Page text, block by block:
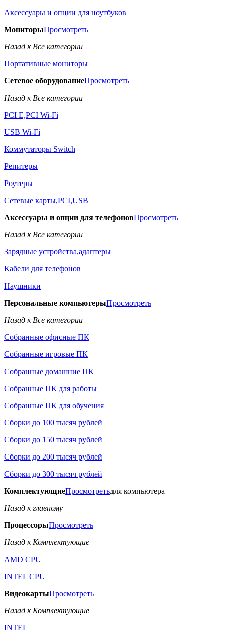
Аксессуары и опции для ноутбуков
МониторыПросмотреть
Назад к Все категории
Портативные мониторы
Сетевое оборудованиеПросмотреть
Назад к Все категории
PCI E,PCI Wi-Fi
USB Wi-Fi
Коммутаторы Switch
Репитеры
Роутеры
Сетевые карты,PCI,USB
Аксессуары и опции для телефоновПросмотреть
Назад к Все категории
Зарядные устройства,адаптеры
Кабели для телефонов
Наушники
Персональные компьютерыПросмотреть
Назад к Все категории
Собранные офисные ПК
Собранные игровые ПК
Собранные домашние ПК
Собранные ПК для работы
Собранные ПК для обучения
Сборки до 100 тысяч рублей
Сборки до 150 тысяч рублей
Сборки до 200 тысяч рублей
Сборки до 300 тысяч рублей
КомплектующиеПросмотретьдля компьютера
Назад к главному
ПроцессорыПросмотреть
Назад к Комплектующие
AMD CPU
INTEL CPU
ВидеокартыПросмотреть
Назад к Комплектующие
INTEL